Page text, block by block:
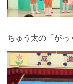
ちゅう太の「がっ